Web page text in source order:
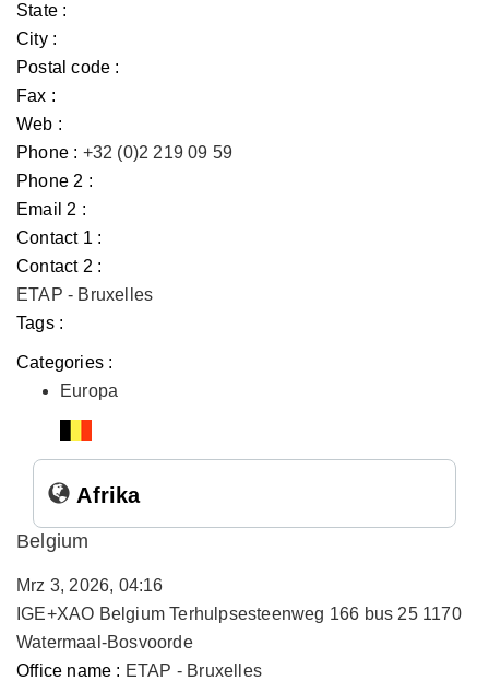
State :
City :
Postal code :
Fax :
Web :
Phone : +32 (0)2 219 09 59
Phone 2 :
Email 2 :
Contact 1 :
Contact 2 :
ETAP - Bruxelles
Tags :
Categories :
Europa
Afrika
Belgium
Mrz 3, 2026, 04:16
IGE+XAO Belgium Terhulpsesteenweg 166 bus 25 1170
Watermaal-Bosvoorde
Office name : ETAP - Bruxelles